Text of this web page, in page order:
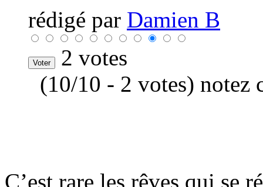
rédigé par Damien B
2 votes
(10/10 - 2 votes) notez
C’est rare les rêves qui se